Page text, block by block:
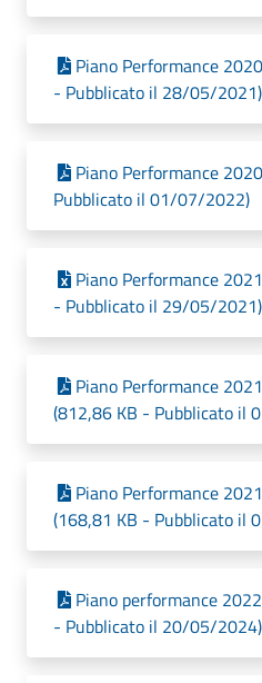
Piano Performance
- Pubblicato il 28/05/2021)
Piano Performance
Pubblicato il 01/07/2022)
Piano Performance
- Pubblicato il 29/05/2021)
Piano Performance
(812,86 KB - Pubblicato il
Piano Performance
(168,81 KB - Pubblicato il
Piano performance
- Pubblicato il 20/05/2024)